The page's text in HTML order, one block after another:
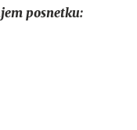
posnetku: